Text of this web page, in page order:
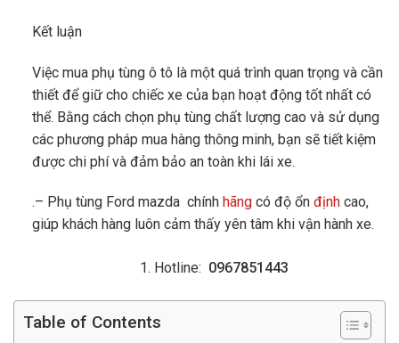
Kết luận
Việc mua phụ tùng ô tô là một quá trình quan trọng và cần
thiết để giữ cho chiếc xe của bạn hoạt động tốt nhất có
thể. Bằng cách chọn phụ tùng chất lượng cao và sử dụng
các phương pháp mua hàng thông minh, bạn sẽ tiết kiệm
được chi phí và đảm bảo an toàn khi lái xe.
.– Phụ tùng Ford mazda chính hãngcó độ ổnđịnhcao,
giúp khách hàng luôn cảm thấy yên tâm khi vận hành xe.
Hotline: 0967851443
Table of Contents